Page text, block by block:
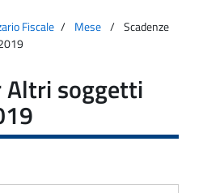
Fiscale Mese
Scadenze
Altri soggetti